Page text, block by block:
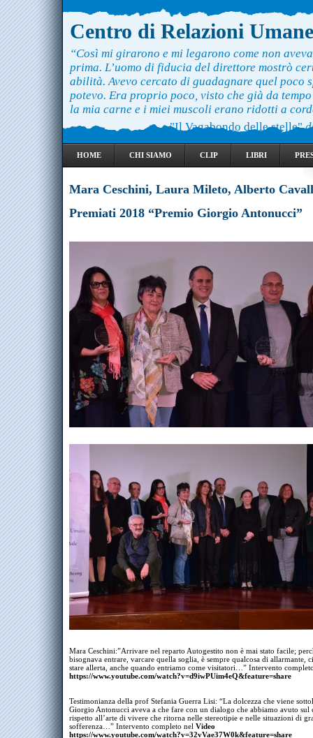
Centro di Relazioni Umane
“Così mi girarono e mi legarono come non
prima. L’uomo di fiducia del direttore mostrò
abilità. Avevo cercato di guadagnare quel poco
potevo. Era proprio poco, visto che già da
la mia carne e i miei muscoli erano ridotti a
"Il Vagabondo delle stelle"
HOME CHI SIAMO CLIP LIBRI
Mara Ceschini, Laura Mileto, Alberto
Premiati 2018 “Premio Giorgio Antonucci”
Mara Ceschini:”Arrivare nel reparto Autogestito non è mai stato facile;
bisognava entrare, varcare quella soglia, è sempre qualcosa di allarmante,
stare allerta, anche quando entriamo come visitatori…” Intervento
https://www.youtube.com/watch?v=d9iwPUim4eQ&feature=share
Testimonianza della prof Stefania Guerra Lisi: “La dolcezza che viene
Giorgio Antonucci aveva a che fare con un dialogo che abbiamo avuto sul
rispetto all’arte di vivere che ritorna nelle stereotipie e nelle situazioni di
sofferenza…” Intervento completo nel Video
https://www.youtube.com/watch?v=32vVae37W0k&feature=share